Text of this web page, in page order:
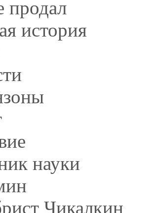
продал
история
науки
Чикалкин